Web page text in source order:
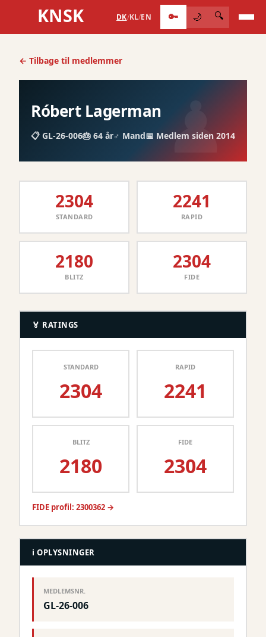
KNSK DK/KL/EN 🔑 🌙 🔍
← Tilbage til medlemmer
Róbert Lagerman
📋 GL-26-006🎂 64 år♂️ Mand📅 Medlem siden 2014
2304
STANDARD
2241
RAPID
2180
BLITZ
2304
FIDE
🏅 RATINGS
STANDARD
2304
RAPID
2241
BLITZ
2180
FIDE
2304
FIDE profil: 2300362 →
ℹ️ OPLYSNINGER
MEDLEMSNR.
GL-26-006